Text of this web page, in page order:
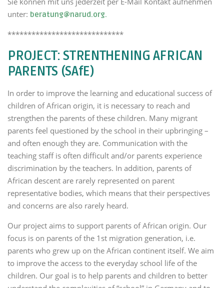
unter: beratung@narud.org.
*****************************
PROJECT: STRENTHENING AFRICAN
PARENTS (SAfE)
In order to improve the learning and educational success of
children of African origin, it is necessary to reach and
strengthen the parents of these children. Many migrant
parents feel questioned by the school in their upbringing –
and often enough they are. Communication with the
teaching staff is often difficult and/or parents experience
discrimination by the teachers. In addition, parents of
African descent are rarely represented on parent
representative bodies, which means that their perspectives
and concerns are also rarely heard.
Our project aims to support parents of African origin. Our
focus is on parents of the 1st migration generation, i.e.
parents who grew up on the African continent itself. We aim
to improve the access to the everyday school life of the
children. Our goal is to help parents and children to better